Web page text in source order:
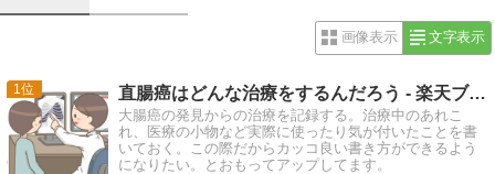
画像表示 文字表示
1 直腸癌はどんな治療をするんだろう - 楽天ブログ
大腸癌の発見からの治療を記録する。治療中のあれこ
れ、医療の小物など実際に使ったり気が付いたことを書
いておく。この際だからカッコ良い書き方ができるよう
になりたい。とおもってアップしてます。